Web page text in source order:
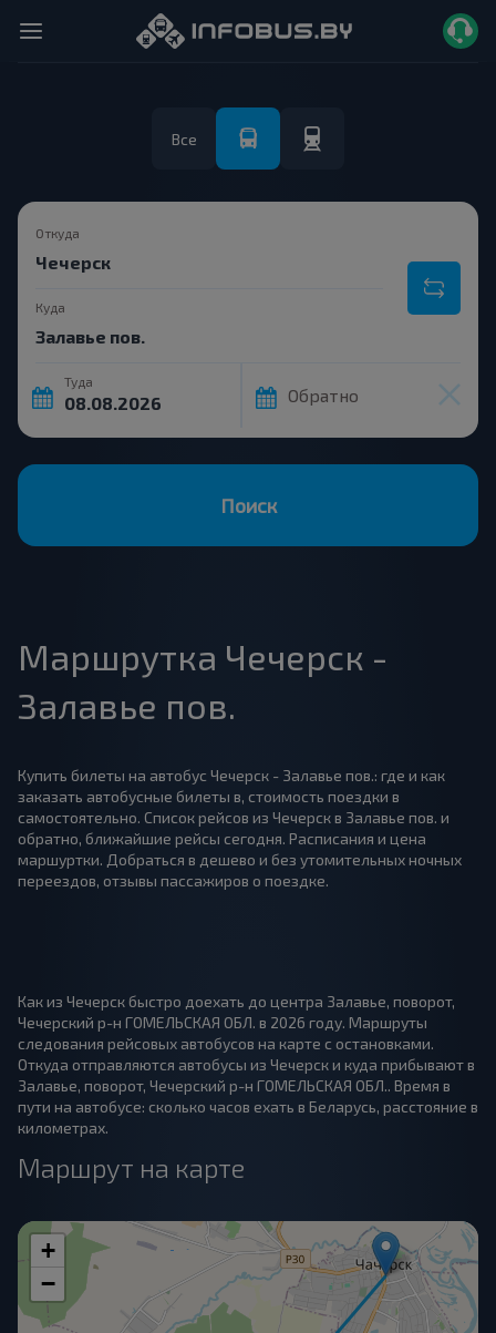
Все
Откуда
Куда
Туда
Обратно
Поиск
Маршрутка Чечерск -
Залавье пов.
Купить билеты на автобус Чечерск - Залавье пов.: где и как
заказать автобусные билеты в, стоимость поездки в
самостоятельно. Список рейсов из Чечерск в Залавье пов. и
обратно, ближайшие рейсы сегодня. Расписания и цена
маршуртки. Добраться в дешево и без утомительных ночных
переездов, отзывы пассажиров о поездке.
Как из Чечерск быстро доехать до центра Залавье, поворот,
Чечерский р-н ГОМЕЛЬСКАЯ ОБЛ. в 2026 году. Маршруты
следования рейсовых автобусов на карте с остановками.
Откуда отправляются автобусы из Чечерск и куда прибывают в
Залавье, поворот, Чечерский р-н ГОМЕЛЬСКАЯ ОБЛ.. Время в
пути на автобусе: сколько часов ехать в Беларусь, расстояние в
километрах.
Маршрут на карте
+
−